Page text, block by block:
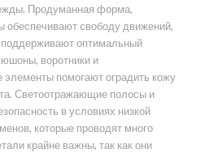
Продуманная форма,
свободу движений,
оптимальный
воротники и
помогают оградить кожу
Светоотражающие полосы и
в условиях низкой
которые проводят много
крайне важны, так как они